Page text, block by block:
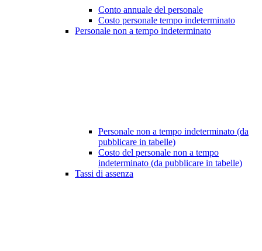
Conto annuale del personale
Costo personale tempo indeterminato
Personale non a tempo indeterminato
Personale non a tempo indeterminato (da
pubblicare in tabelle)
Costo del personale non a tempo
indeterminato (da pubblicare in tabelle)
Tassi di assenza